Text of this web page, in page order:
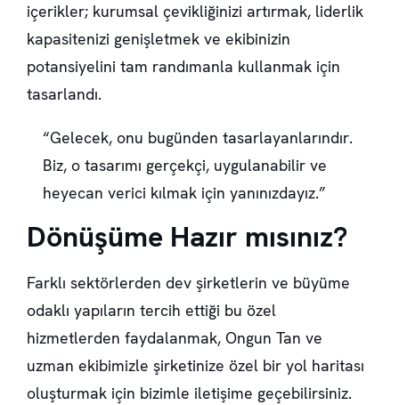
içerikler; kurumsal çevikliğinizi artırmak, liderlik
kapasitenizi genişletmek ve ekibinizin
potansiyelini tam randımanla kullanmak için
tasarlandı.
“Gelecek, onu bugünden tasarlayanlarındır.
Biz, o tasarımı gerçekçi, uygulanabilir ve
heyecan verici kılmak için yanınızdayız.”
Dönüşüme Hazır mısınız?
Farklı sektörlerden dev şirketlerin ve büyüme
odaklı yapıların tercih ettiği bu özel
hizmetlerden faydalanmak, Ongun Tan ve
uzman ekibimizle şirketinize özel bir yol haritası
oluşturmak için bizimle iletişime geçebilirsiniz.